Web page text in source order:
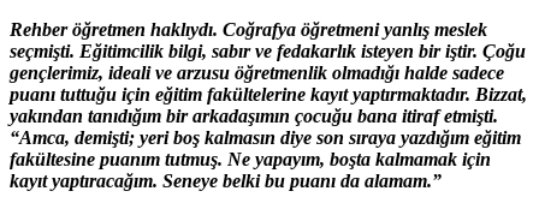
Rehber öğretmen haklıydı. Coğrafya öğretmeni yanlış meslek
seçmişti. Eğitimcilik bilgi, sabır ve fedakarlık isteyen bir iştir. Çoğu
gençlerimiz, ideali ve arzusu öğretmenlik olmadığı halde sadece
puanı tuttuğu için eğitim fakültelerine kayıt yaptırmaktadır. Bizzat,
yakından tanıdığım bir arkadaşımın çocuğu bana itiraf etmişti.
“Amca, demişti; yeri boş kalmasın diye son sıraya yazdığım eğitim
fakültesine puanım tutmuş. Ne yapayım, boşta kalmamak için
kayıt yaptıracağım. Seneye belki bu puanı da alamam.”